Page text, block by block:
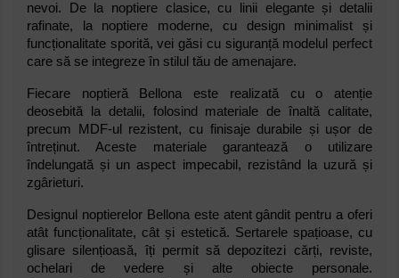
nevoi. De la noptiere clasice, cu linii elegante și detalii
rafinate, la noptiere moderne, cu design minimalist și
funcționalitate sporită, vei găsi cu siguranță modelul perfect
care să se integreze în stilul tău de amenajare.
Fiecare noptieră Bellona este realizată cu o atenție
deosebită la detalii, folosind materiale de înaltă calitate,
precum MDF-ul rezistent, cu finisaje durabile și ușor de
întreținut. Aceste materiale garantează o utilizare
îndelungată și un aspect impecabil, rezistând la uzură și
zgârieturi.
Designul noptierelor Bellona este atent gândit pentru a oferi
atât funcționalitate, cât și estetică. Sertarele spațioase, cu
glisare silențioasă, îți permit să depozitezi cărți, reviste,
ochelari de vedere și alte obiecte personale.